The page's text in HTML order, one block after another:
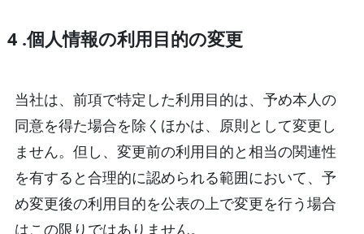
4 .個人情報の利用目的の変更
当社は、前項で特定した利用目的は、予め本人の
同意を得た場合を除くほかは、原則として変更し
ません。但し、変更前の利用目的と相当の関連性
を有すると合理的に認められる範囲において、予
め変更後の利用目的を公表の上で変更を行う場合
はこの限りではありません。